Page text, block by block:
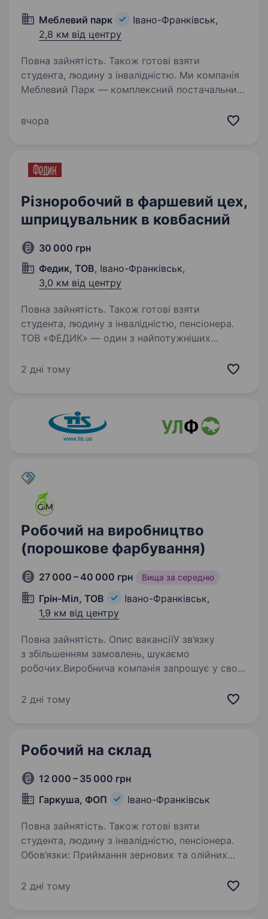
Меблевий парк
Івано-Франківськ,
2,8 км від центру
Повна зайнятість. Також готові взяти
студента, людину з інвалідністю. Ми компанія
Меблевий Парк — комплексний постачальник
Стрімко розвиваючись, у нас вже є 4 потужні
вчора
Різноробочий в фаршевий цех,
шприцувальник в ковбасний
30 000 грн
Федик, ТОВ, Івано-Франківськ,
3,0 км від центру
Повна зайнятість. Також готові взяти
студента, людину з інвалідністю, пенсіонера.
ТОВ «ФЕДИК» — один з найпотужніших
засноване в 1996 році. Зараз компанія є
продукт», «Твоя пекарня»…
2 дні тому
Робочий на виробництво
(порошкове фарбування)
27 000 – 40 000 грн Вища за середню
Грін-Міл, ТОВ
Івано-Франківськ,
1,9 км від центру
Повна зайнятість. Опис вакансіїУ зв’язку
з збільшенням замовлень, шукаємо
робочих.Виробнича компанія запрошує у свою
порошкового фарбування. Це можливість
2 дні тому
Робочий на склад
12 000 – 35 000 грн
Гаркуша, ФОП
Івано-Франківськ
Повна зайнятість. Також готові взяти
студента, людину з інвалідністю, пенсіонера.
Обов’язки: Приймання зернових та олійних
продукції під час приймання. Організація
2 дні тому